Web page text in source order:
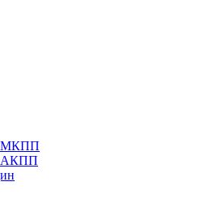
МКПП
АКПП